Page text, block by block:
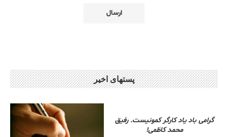
پستهای اخیر
گرامی باد یاد کارگر کمونیست. رفیق
محمد کاظمی!